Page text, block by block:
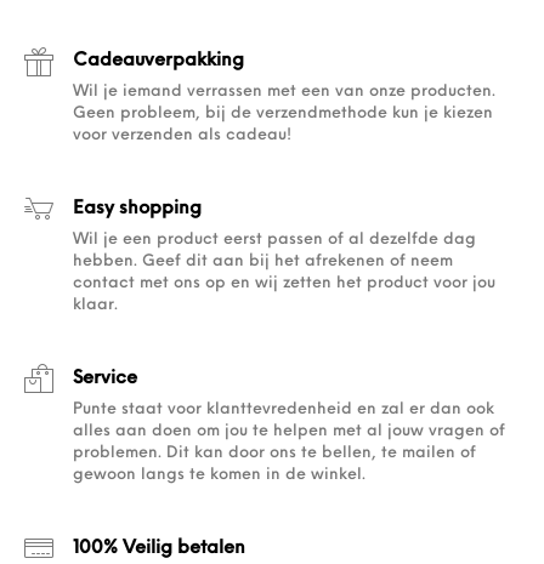
Cadeauverpakking
Wil je iemand verrassen met een van onze producten.
Geen probleem, bij de verzendmethode kun je kiezen
voor verzenden als cadeau!
Easy shopping
Wil je een product eerst passen of al dezelfde dag
hebben. Geef dit aan bij het afrekenen of neem
contact met ons op en wij zetten het product voor jou
klaar.
Service
Punte staat voor klanttevredenheid en zal er dan ook
alles aan doen om jou te helpen met al jouw vragen of
problemen. Dit kan door ons te bellen, te mailen of
gewoon langs te komen in de winkel.
100% Veilig betalen